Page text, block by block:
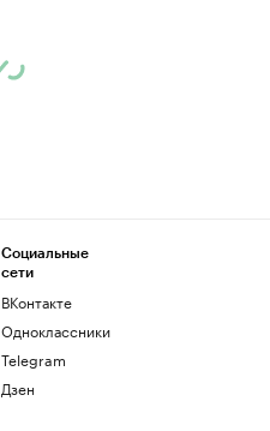
Социальные
сети
ВКонтакте
Одноклассники
Telegram
Дзен